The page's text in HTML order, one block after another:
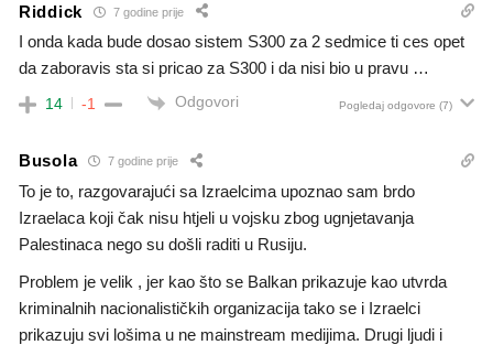
Riddick 7 godine prije
I onda kada bude dosao sistem S300 za 2 sedmice ti ces opet
da zaboravis sta si pricao za S300 i da nisi bio u pravu …
14 -1 Odgovori Pogledaj odgovore (7)
Busola 7 godine prije
To je to, razgovarajući sa Izraelcima upoznao sam brdo
Izraelaca koji čak nisu htjeli u vojsku zbog ugnjetavanja
Palestinaca nego su došli raditi u Rusiju.
Problem je velik , jer kao što se Balkan prikazuje kao utvrda
kriminalnih nacionalističkih organizacija tako se i Izraelci
prikazuju svi lošima u ne mainstream medijima. Drugi ljudi i